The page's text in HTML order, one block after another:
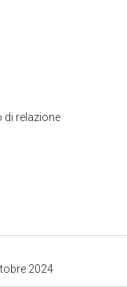
di relazione
2024